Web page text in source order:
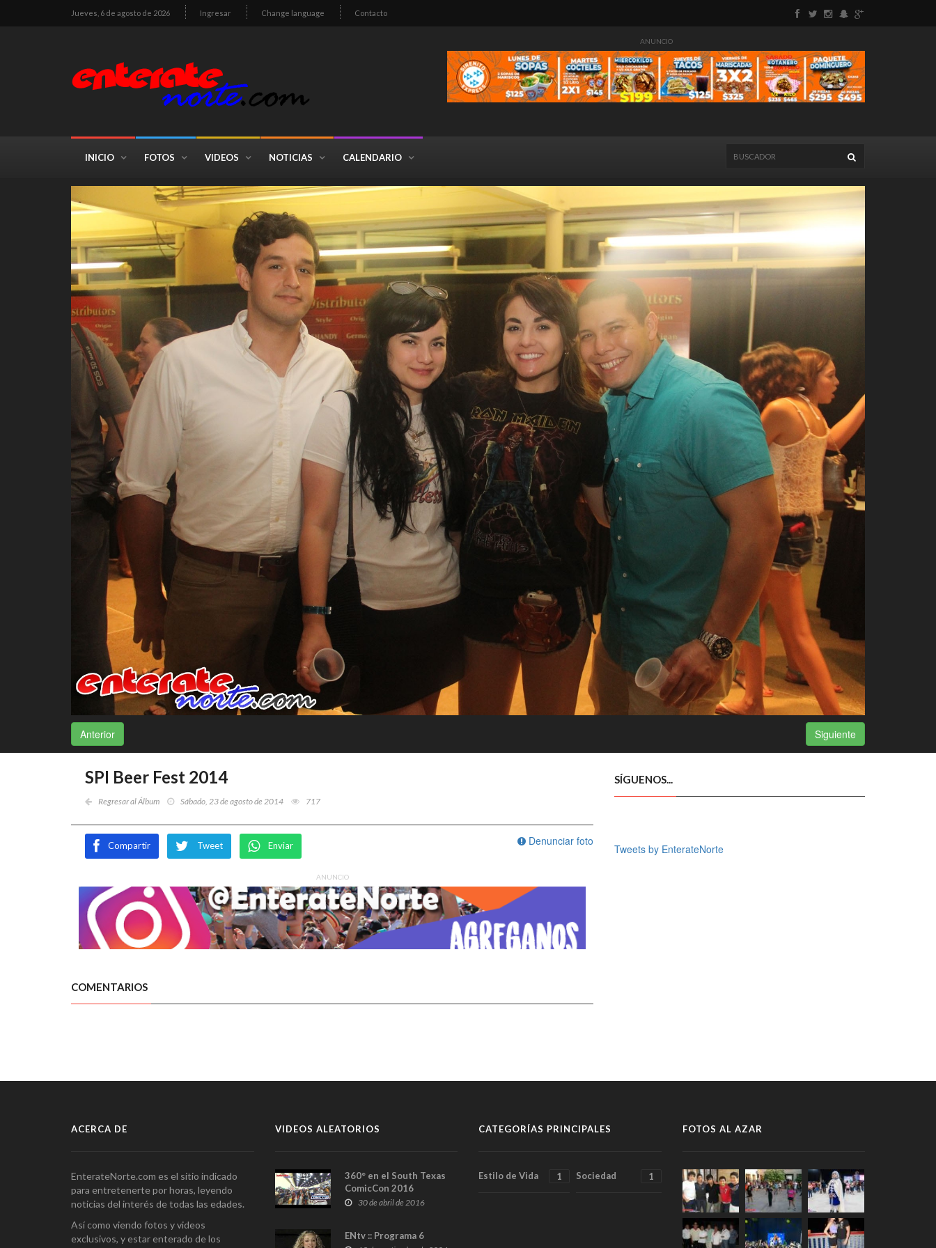
Jueves, 6 de agosto de 2026 Ingresar Change language Contacto
ANUNCIO
INICIO FOTOS VIDEOS NOTICIAS CALENDARIO
Anterior Siguiente
SPI Beer Fest 2014
Regresar al Álbum Sábado, 23 de agosto de 2014 717
Denunciar foto
Compartir Tweet Enviar
ANUNCIO
COMENTARIOS
SÍGUENOS...
Tweets by EnterateNorte
ACERCA DE
EnterateNorte.com es el sitio indicado
para entretenerte por horas, leyendo
noticias del interés de todas las edades.
Así como viendo fotos y videos
exclusivos, y estar enterado de los
VIDEOS ALEATORIOS
360° en el South Texas
ComicCon 2016
30 de abril de 2016
ENtv :: Programa 6
CATEGORÍAS PRINCIPALES
Estilo de Vida 1 Sociedad 1
FOTOS AL AZAR